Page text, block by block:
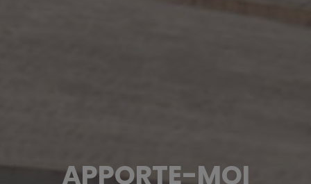
APPORTE-MOI